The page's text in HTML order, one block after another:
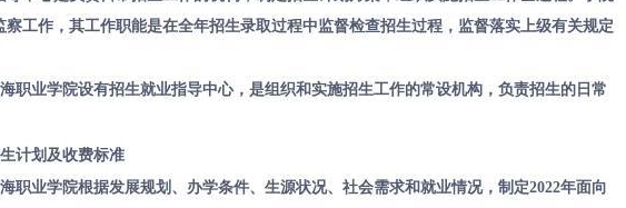
察工作，其工作职能是在全年招生录取过程中监督检查招生过程，监督落实上级有关规定
职业学院设有招生就业指导中心，是组织和实施招生工作的常设机构，负责招生的日常
计划及收费标准
职业学院根据发展规划、办学条件、生源状况、社会需求和就业情况，制定2022年面向